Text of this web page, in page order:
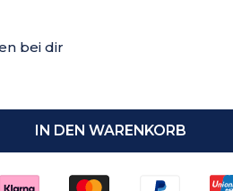
bei dir
IN DEN WARENKORB